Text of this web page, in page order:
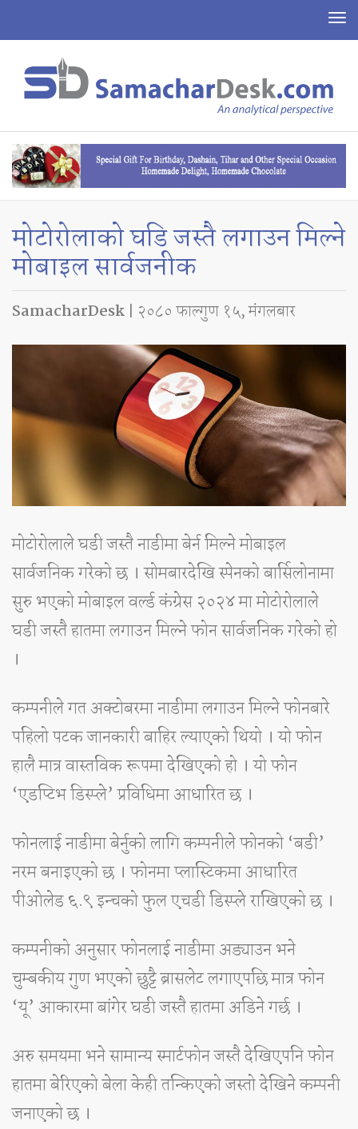
मोटोरोलाको घडि जस्तै लगाउन मिल्ने
मोबाइल सार्वजनीक
SamacharDesk | २०८० फाल्गुण १५, मंगलबार
मोटोरोलाले घडी जस्तै नाडीमा बेर्न मिल्ने मोबाइल
सार्वजनिक गरेको छ । सोमबारदेखि स्पेनको बार्सिलोनामा
सुरु भएको मोबाइल वर्ल्ड कंग्रेस २०२४ मा मोटोरोलाले
घडी जस्तै हातमा लगाउन मिल्ने फोन सार्वजनिक गरेको हो
।
कम्पनीले गत अक्टोबरमा नाडीमा लगाउन मिल्ने फोनबारे
पहिलो पटक जानकारी बाहिर ल्याएको थियो । यो फोन
हालै मात्र वास्तविक रूपमा देखिएको हो । यो फोन
‘एडप्टिभ डिस्प्ले’ प्रविधिमा आधारित छ ।
फोनलाई नाडीमा बेर्नुको लागि कम्पनीले फोनको ‘बडी’
नरम बनाइएको छ । फोनमा प्लास्टिकमा आधारित
पीओलेड ६.९ इन्चको फुल एचडी डिस्प्ले राखिएको छ ।
कम्पनीको अनुसार फोनलाई नाडीमा अड्याउन भने
चुम्बकीय गुण भएको छुट्टै ब्रासलेट लगाएपछि मात्र फोन
‘यू’ आकारमा बांगेर घडी जस्तै हातमा अडिने गर्छ ।
अरु समयमा भने सामान्य स्मार्टफोन जस्तै देखिएपनि फोन
हातमा बेरिएको बेला केही तन्किएको जस्तो देखिने कम्पनी
जनाएको छ ।